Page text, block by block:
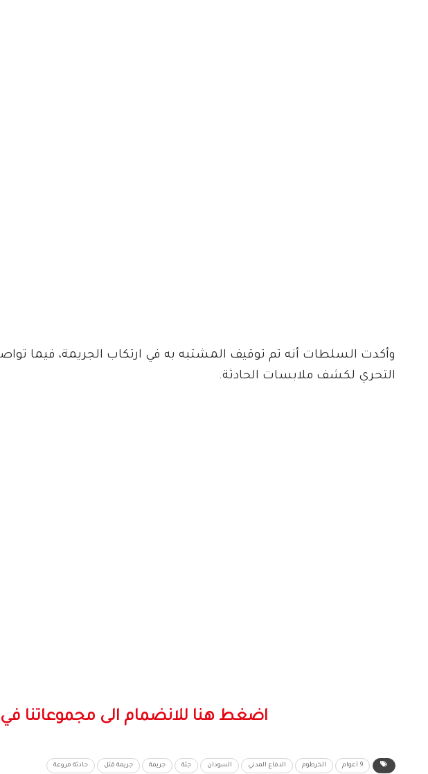
وأكدت السلطات أنه تم توقيف المشتبه به في ارتكاب الجريمة، فيما
التحري لكشف ملابسات الحادثة.
اضغط هنا للانضمام الى مجموعاتنا
9 أعوام الخرطوم الدفاع المدني السودان جثة جريمة جريمة قتل حادثة مروعة